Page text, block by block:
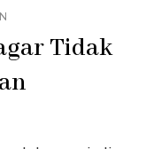
Tidak